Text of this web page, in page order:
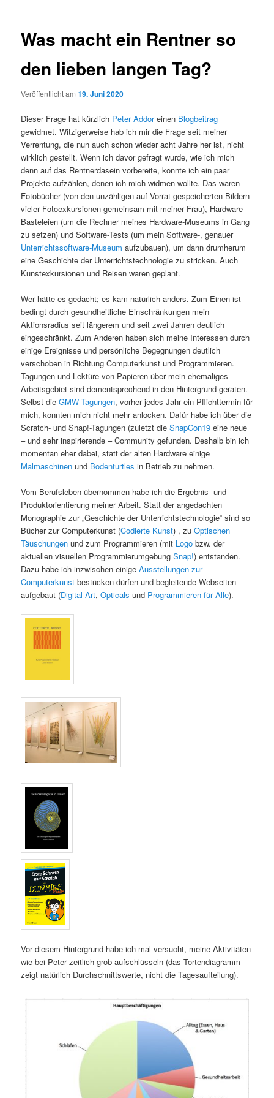
Was macht ein Rentner so
den lieben langen Tag?
Veröffentlicht am19. Juni 2020
Dieser Frage hat kürzlich Peter Addoreinen Blogbeitrag
gewidmet. Witzigerweise hab ich mir die Frage seit meiner
Verrentung, die nun auch schon wieder acht Jahre her ist, nicht
wirklich gestellt. Wenn ich davor gefragt wurde, wie ich mich
denn auf das Rentnerdasein vorbereite, konnte ich ein paar
Projekte aufzählen, denen ich mich widmen wollte. Das waren
Fotobücher (von den unzähligen auf Vorrat gespeicherten Bildern
vieler Fotoexkursionen gemeinsam mit meiner Frau), Hardware-
Basteleien (um die Rechner meines Hardware-Museums in Gang
zu setzen) und Software-Tests (um mein Software-, genauer
Unterrichtssoftware-Museum aufzubauen), um dann drumherum
eine Geschichte der Unterrichtstechnologie zu stricken. Auch
Kunstexkursionen und Reisen waren geplant.
Wer hätte es gedacht; es kam natürlich anders.Zum Einen ist
bedingt durch gesundheitliche Einschränkungen mein
Aktionsradius seit längerem und seit zwei Jahren deutlich
eingeschränkt. Zum Anderen haben sich meine Interessen durch
einige Ereignisse und persönliche Begegnungen deutlich
verschoben in Richtung Computerkunst und Programmieren.
Tagungen und Lektüre von Papieren über mein ehemaliges
Arbeitsgebiet sind dementsprechend in den Hintergrund geraten.
Selbst dieGMW-Tagungen, vorher jedes Jahr ein Pflichttermin für
mich, konnten mich nicht mehr anlocken. Dafür habe ich über die
Scratch- und Snap!-Tagungen (zuletzt dieSnapCon19 eine neue
– und sehr inspirierende – Community gefunden. Deshalb bin ich
momentan eher dabei, statt der alten Hardware einige
Malmaschinen und Bodenturtles in Betrieb zu nehmen.
Vom Berufsleben übernommen habe ich die Ergebnis- und
Produktorientierung meiner Arbeit. Statt der angedachten
Monographie zur „Geschichte der Unterrichtstechnologie“ sind so
Bücher zur Computerkunst (Codierte Kunst) , zuOptischen
Täuschungen und zum Programmieren (mit Logo bzw. der
aktuellen visuellen ProgrammierumgebungSnap!) entstanden.
Dazu habe ich inzwischen einigeAusstellungen zur
Computerkunst bestücken dürfen und begleitende Webseiten
aufgebaut (Digital Art,Opticals und Programmieren für Alle).
Vor diesem Hintergrund habe ich mal versucht, meine Aktivitäten
wie bei Peter zeitlich grob aufschlüsseln (das Tortendiagramm
zeigt natürlich Durchschnittswerte, nicht die Tagesaufteilung).